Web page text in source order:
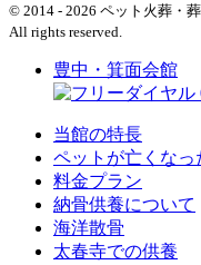
© 2014 - 2026 ペット火葬・
All rights reserved.
豊中・箕面会館
当館の特長
ペットが亡くなっ
料金プラン
納骨供養について
海洋散骨
太春寺での供養